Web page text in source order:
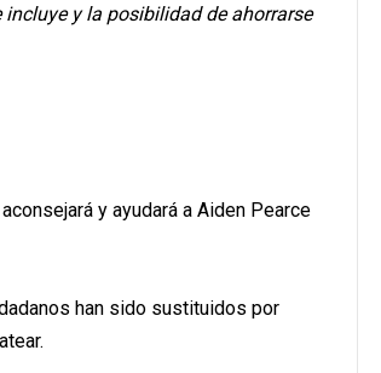
y la posibilidad de ahorrarse
y ayudará a Aiden Pearce
han sido sustituidos por